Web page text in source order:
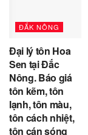
ĐẮK NÔNG
Đại lý tôn Hoa
Sen tại Đắc
Nông. Báo giá
tôn kẽm, tôn
lạnh, tôn màu,
tôn cách nhiệt,
tôn cán sóng